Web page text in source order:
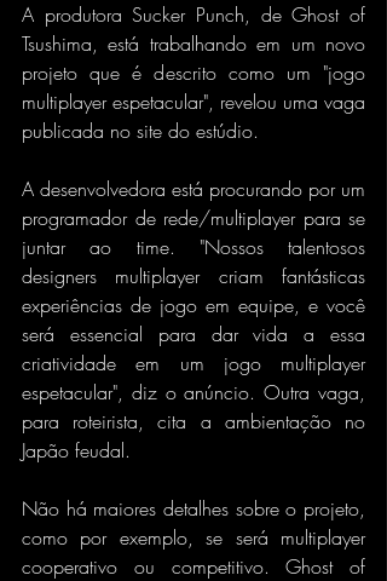
A produtora Sucker Punch, de Ghost of
Tsushima, está trabalhando em um novo
projeto que é descrito como um "jogo
multiplayer espetacular", revelou uma vaga
publicada no site do estúdio.
A desenvolvedora está procurando por um
programador de rede/multiplayer para se
juntar ao time. "Nossos talentosos
designers multiplayer criam fantásticas
experiências de jogo em equipe, e você
será essencial para dar vida a essa
criatividade em um jogo multiplayer
espetacular", diz o anúncio. Outra vaga,
para roteirista, cita a ambientação no
Japão feudal.
Não há maiores detalhes sobre o projeto,
como por exemplo, se será multiplayer
cooperativo ou competitivo. Ghost of